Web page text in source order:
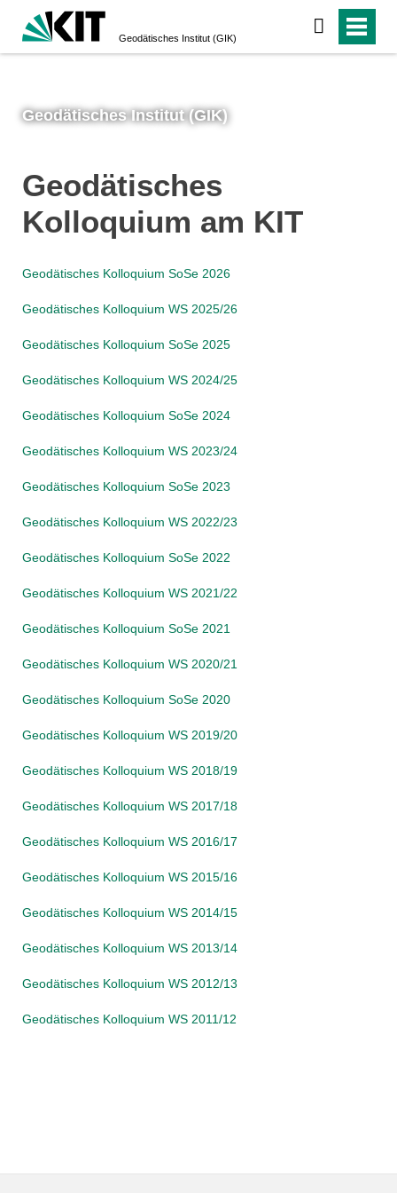
Geodätisches Institut (GIK)
Geodätisches Institut (GIK)
Geodätisches
Kolloquium am KIT
Geodätisches Kolloquium SoSe 2026
Geodätisches Kolloquium WS 2025/26
Geodätisches Kolloquium SoSe 2025
Geodätisches Kolloquium WS 2024/25
Geodätisches Kolloquium SoSe 2024
Geodätisches Kolloquium WS 2023/24
Geodätisches Kolloquium SoSe 2023
Geodätisches Kolloquium WS 2022/23
Geodätisches Kolloquium SoSe 2022
Geodätisches Kolloquium WS 2021/22
Geodätisches Kolloquium SoSe 2021
Geodätisches Kolloquium WS 2020/21
Geodätisches Kolloquium SoSe 2020
Geodätisches Kolloquium WS 2019/20
Geodätisches Kolloquium WS 2018/19
Geodätisches Kolloquium WS 2017/18
Geodätisches Kolloquium WS 2016/17
Geodätisches Kolloquium WS 2015/16
Geodätisches Kolloquium WS 2014/15
Geodätisches Kolloquium WS 2013/14
Geodätisches Kolloquium WS 2012/13
Geodätisches Kolloquium WS 2011/12